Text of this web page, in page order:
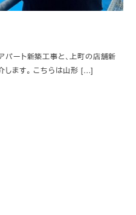
ート新築工事と、上町の店舗新
します。 こちらは山形 […]